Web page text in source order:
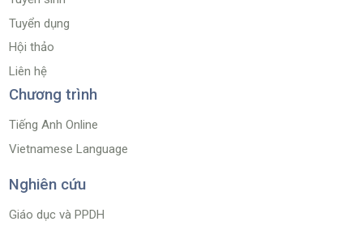
Tuyển dụng
Hội thảo
Liên hệ
Chương trình
Tiếng Anh Online
Vietnamese Language
Nghiên cứu
Giáo dục và PPDH